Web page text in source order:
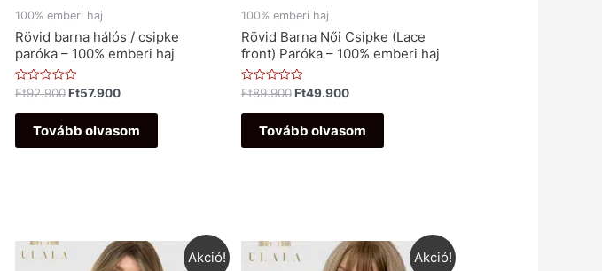
100% emberi haj
Rövid barna hálós / csipke
paróka – 100% emberi haj
Értékelés:
0
/
Ft92.900Ft57.900
Tovább olvasom
100% emberi haj
Rövid Barna Női Csipke (Lace
front) Paróka – 100% emberi haj
Értékelés:
0
/
Ft89.900Ft49.900
Tovább olvasom
Akció! Akció!